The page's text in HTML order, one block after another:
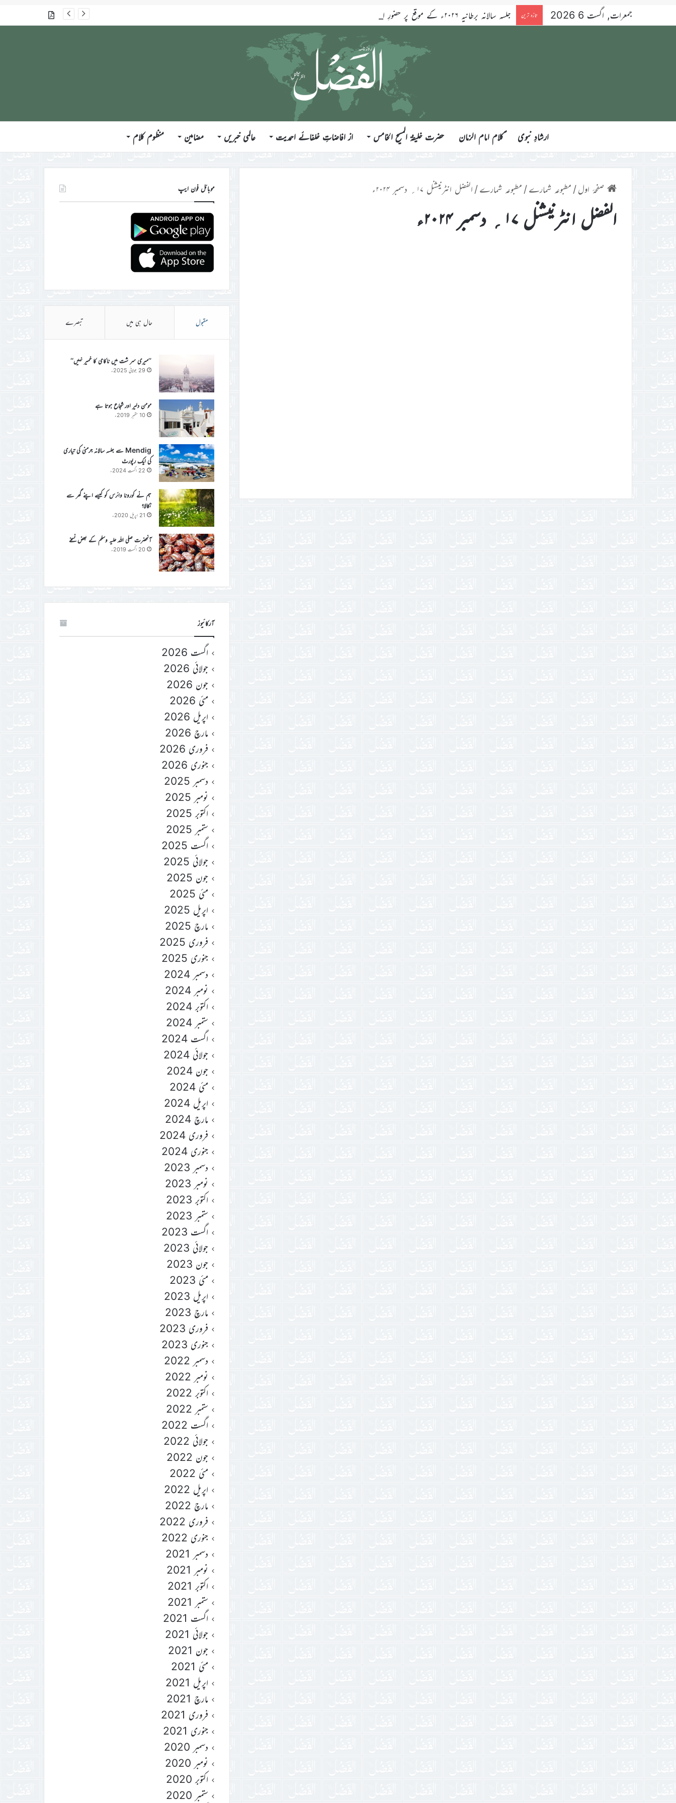
جمعرات, اگست 6 2026 تازہ ترین گذشتہ شمارے
ارشادِ نبوی ؑکلام امام الزمان حضرت خلیفۃ المسیح الخامس از افاضاتِ خلفائے احمدیت عالمی خبریں مضامین منظوم کلام
صفحۂ اول/ مطبوعہ شمارے/ مطبوعہ شمارے/ الفضل انٹرنیشنل ۱۷؍ دسمبر ۲۰۲۴ء
الفضل انٹرنیشنل ۱۷؍ دسمبر ۲۰۲۴ء
موبائل فون ایپ
مقبول حال ہی میں تبصرے
’’میری سر شت میں ناکامی کا خمیر نہیں‘‘
29 جولائی 2025ء
مومن دلیر اور شجاع ہوتا ہے
10 ستمبر 2019ء
Mendig سے جلسہ سالانہ جرمنی کی تیاری
کی ایک رپورٹ
22 اگست 2024ء
ہم نے کورونا وائرس کو کیسے اپنے گھر سے
نکالا؟
21 اپریل 2020ء
آنحضرت صلی اللہ علیہ وسلم کے بعض نسخے
20 اگست 2019ء
آرکائیوز
اگست 2026
جولائی 2026
جون 2026
مئی 2026
اپریل 2026
مارچ 2026
فروری 2026
جنوری 2026
دسمبر 2025
نومبر 2025
اکتوبر 2025
ستمبر 2025
اگست 2025
جولائی 2025
جون 2025
مئی 2025
اپریل 2025
مارچ 2025
فروری 2025
جنوری 2025
دسمبر 2024
نومبر 2024
اکتوبر 2024
ستمبر 2024
اگست 2024
جولائی 2024
جون 2024
مئی 2024
اپریل 2024
مارچ 2024
فروری 2024
جنوری 2024
دسمبر 2023
نومبر 2023
اکتوبر 2023
ستمبر 2023
اگست 2023
جولائی 2023
جون 2023
مئی 2023
اپریل 2023
مارچ 2023
فروری 2023
جنوری 2023
دسمبر 2022
نومبر 2022
اکتوبر 2022
ستمبر 2022
اگست 2022
جولائی 2022
جون 2022
مئی 2022
اپریل 2022
مارچ 2022
فروری 2022
جنوری 2022
دسمبر 2021
نومبر 2021
اکتوبر 2021
ستمبر 2021
اگست 2021
جولائی 2021
جون 2021
مئی 2021
اپریل 2021
مارچ 2021
فروری 2021
جنوری 2021
دسمبر 2020
نومبر 2020
اکتوبر 2020
ستمبر 2020